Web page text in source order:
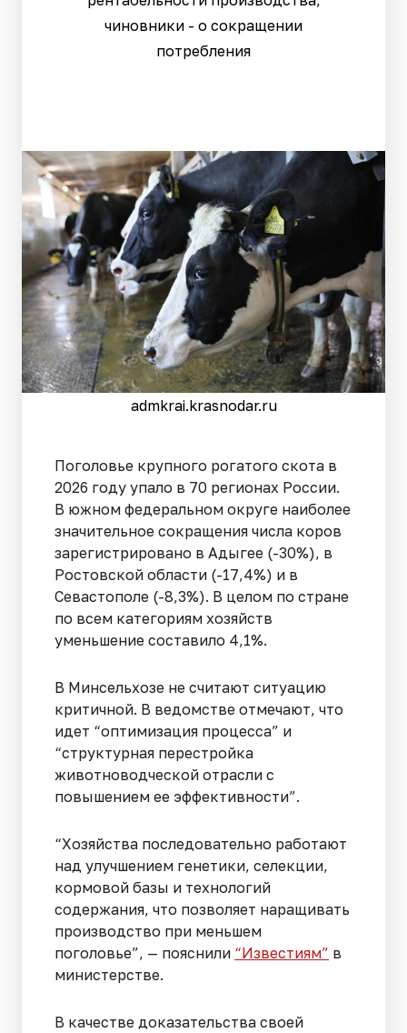
чиновники - о сокращении
потребления
admkrai.krasnodar.ru
Поголовье крупного рогатого скота в
2026 году упало в 70 регионах России.
В южном федеральном округе наиболее
значительное сокращения числа коров
зарегистрировано в Адыгее (-30%), в
Ростовской области (-17,4%) и в
Севастополе (-8,3%). В целом по стране
по всем категориям хозяйств
уменьшение составило 4,1%.
В Минсельхозе не считают ситуацию
критичной. В ведомстве отмечают, что
идет “оптимизация процесса” и
“структурная перестройка
животноводческой отрасли с
повышением ее эффективности”.
“Хозяйства последовательно работают
над улучшением генетики, селекции,
кормовой базы и технологий
содержания, что позволяет наращивать
производство при меньшем
поголовье”, — пояснили “Известиям” в
министерстве.
В качестве доказательства своей